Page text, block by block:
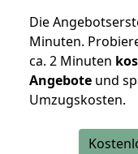
Die
Minuten.
ca. 2 Minuten
Angebote und
Umzugskosten.